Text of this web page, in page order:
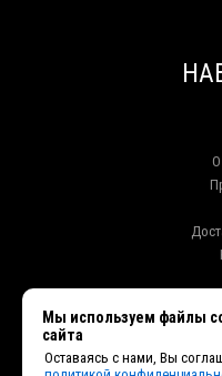
+7 (914) 010-76-83, 8
Мы используем файлы
сайта
Оставаясь с нами, Вы